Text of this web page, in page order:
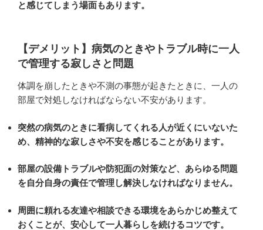
と感じてしまう場面もあります。
【デメリット】病気のときやトラブル時に一人
で管理する寂しさと問題
体調を崩したときや不測の事態が起きたときに、一人の
部屋で対処しなければならない不安があります。
突然の病気のときに看病してくれる人が近くにいないた
め、精神的な寂しさや不安を感じることがあります。
部屋の設備トラブルや防犯面の対策など、あらゆる問題
を自分自身の責任で管理し解決しなければなりません。
周囲に頼れる友達や相談できる環境をあらかじめ整えて
おくことが、安心して一人暮らしを続けるコツです。